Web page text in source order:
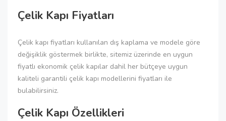
Çelik Kapı Fiyatları
Çelik kapı fiyatları kullanılan dış kaplama ve modele göre
değişiklik göstermek birlikte, sitemiz üzerinde en uygun
fiyatlı ekonomik çelik kapılar dahil her bütçeye uygun
kaliteli garantili çelik kapı modellerini fiyatları ile
bulabilirsiniz.
Çelik Kapı Özellikleri